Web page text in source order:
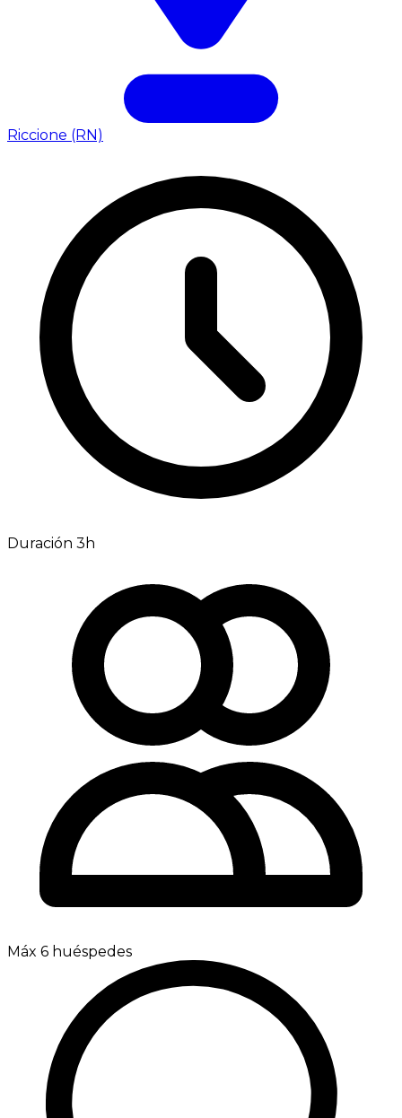
Riccione (RN)
Duración 3h
Máx 6 huéspedes